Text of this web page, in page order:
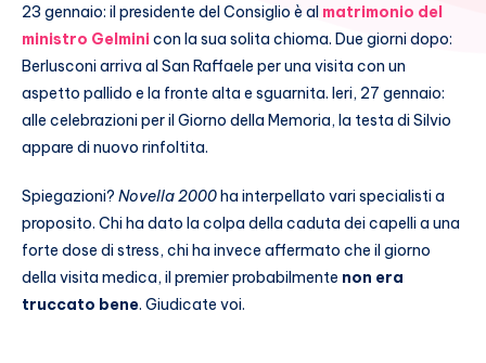
23 gennaio: il presidente del Consiglio è al matrimonio del
ministro Gelminicon la sua solita chioma. Due giorni dopo:
Berlusconi arriva al San Raffaele per una visita con un
aspetto pallido e la fronte alta e sguarnita. Ieri, 27 gennaio:
alle celebrazioni per il Giorno della Memoria, la testa di Silvio
appare di nuovo rinfoltita.
Spiegazioni? Novella 2000 ha interpellato vari specialisti a
proposito. Chi ha dato la colpa della caduta dei capelli a una
forte dose di stress, chi ha invece affermato che il giorno
della visita medica, il premier probabilmente non era
truccato bene. Giudicate voi.